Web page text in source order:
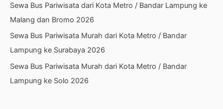
Sewa Bus Pariwisata dari Kota Metro / Bandar Lampung ke
Malang dan Bromo 2026
Sewa Bus Pariwisata Murah dari Kota Metro / Bandar
Lampung ke Surabaya 2026
Sewa Bus Pariwisata Murah dari Kota Metro / Bandar
Lampung ke Solo 2026